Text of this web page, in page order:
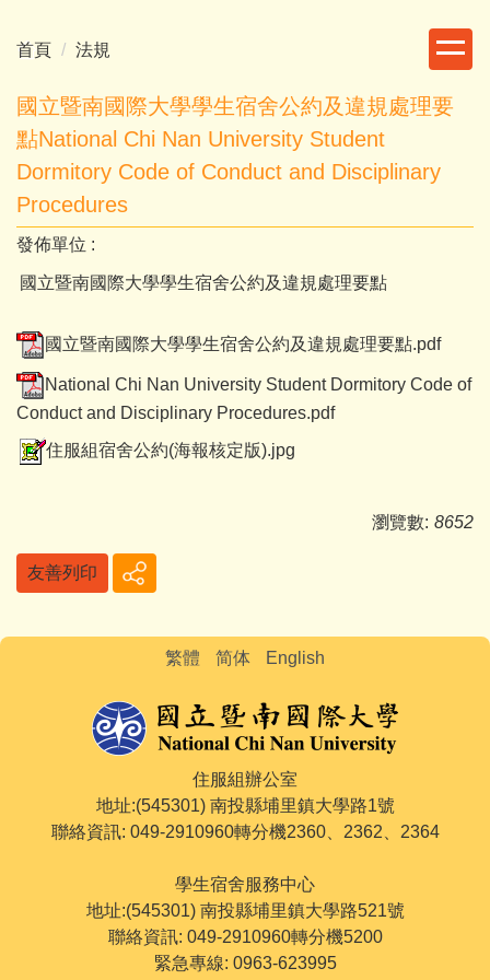
到
要
內
容
區
首頁 法規
國立暨南國際大學學生宿舍公約及違規處理要
點National Chi Nan University Student
Dormitory Code of Conduct and Disciplinary
Procedures
發佈單位 :
國立暨南國際大學學生宿舍公約及違規處理要點
國立暨南國際大學學生宿舍公約及違規處理要點.pdf
National Chi Nan University Student Dormitory Code of
Conduct and Disciplinary Procedures.pdf
住服組宿舍公約(海報核定版).jpg
瀏覽數: 8652
友善列印
繁體 简体 English
住服組辦公室
地址:(545301) 南投縣埔里鎮大學路1號
聯絡資訊: 049-2910960轉分機2360、2362、2364
學生宿舍服務中心
地址:(545301) 南投縣埔里鎮大學路521號
聯絡資訊: 049-2910960轉分機5200
緊急專線: 0963-623995